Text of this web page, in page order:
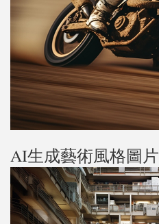
AI生成藝術風格圖片